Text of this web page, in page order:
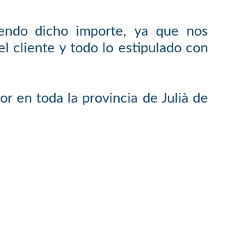
dicho importe, ya que nos
cliente y todo lo estipulado con
en toda la provincia de Julià de